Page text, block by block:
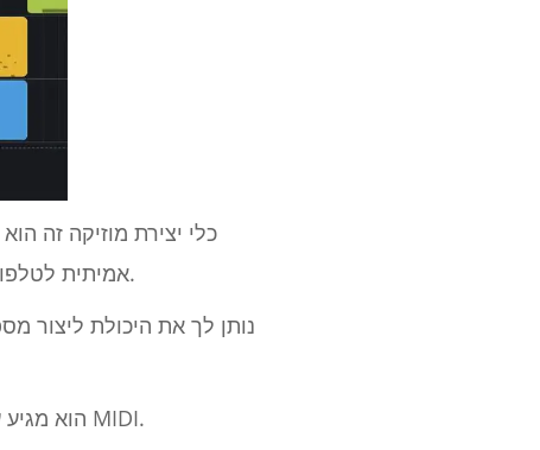
אמיתית לטלפון האנדרואיד שלך בשל קלות השימוש והתכונות המתקדמות שלו, והכל תחת תג מחיר בחינם.
הוא מגיע עם למעלה מ -10,000 לולאות ללא תמלוגים, כמו גם מעל 200 מכשירים וירטואליים תואמים MIDI.